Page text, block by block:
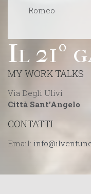
Romeo
Il 21º
MY WORK TALKS
Via Degli Ulivi
Città Sant'Angelo
CONTATTI
Email: